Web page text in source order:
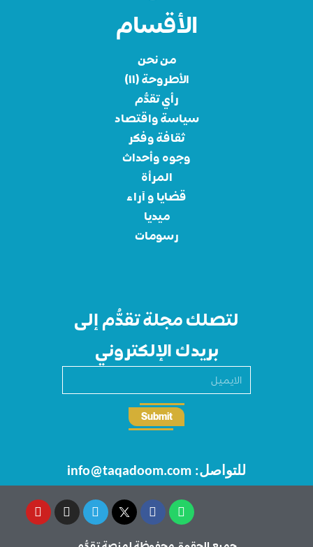
الأقسام
من نحن
الأطروحة (١١)
رأي تقدُّم
سياسة واقتصاد
ثقافة وفكر
وجوه وأحداث
المرأة
قضايا و آراء
ميديا
رسومات
لتصلك مجلة تقدُّم إلى
بريدك الإلكتروني
Submit
للتواصل: info@taqadoom.com